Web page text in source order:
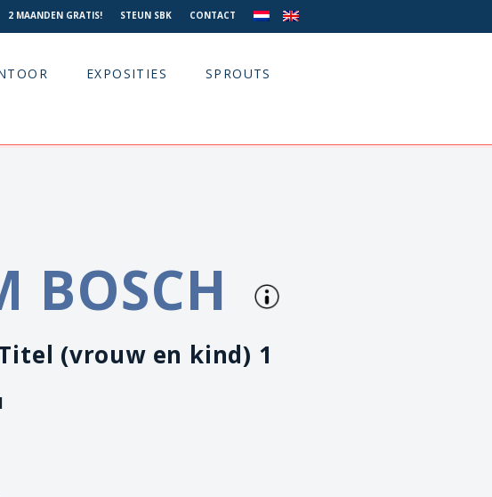
2 MAANDEN GRATIS! STEUN SBK CONTACT
EXPOSITIES SPROUTS
BOSCH
(vrouw en kind) 1